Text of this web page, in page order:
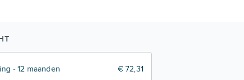
- 12 maanden
€ 72,31